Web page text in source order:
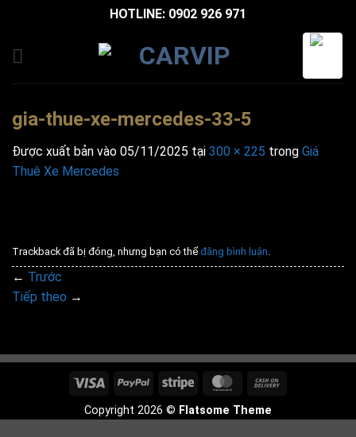
nội
HOTLINE: 0902 926 971
gia-thue-xe-mercedes-33-5
Được xuất bản vào 05/11/2025 tại 300 × 225 trong Giá
Thuê Xe Mercedes
Trackback đã bị đóng, nhưng bạn có thể đăng bình luận.
← Trước
Tiếp theo →
Visa PayPal Stripe MasterCard
Delivery
Copyright 2026 © Flatsome Theme